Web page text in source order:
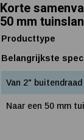
Korte
50 mm
Producttype
Belangrijkste
Van 2" buitendraad
Naar een 50 mm